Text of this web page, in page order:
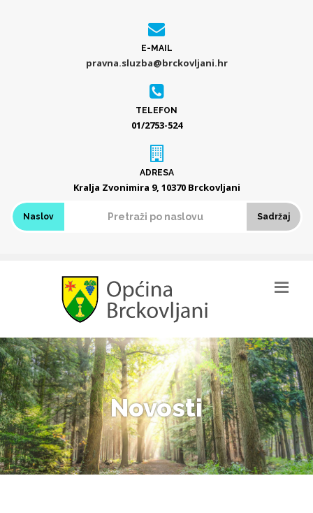
E-MAIL
pravna.sluzba@brckovljani.hr
TELEFON
01/2753-524
ADRESA
Kralja Zvonimira 9, 10370 Brckovljani
Naslov Sadržaj
Novosti